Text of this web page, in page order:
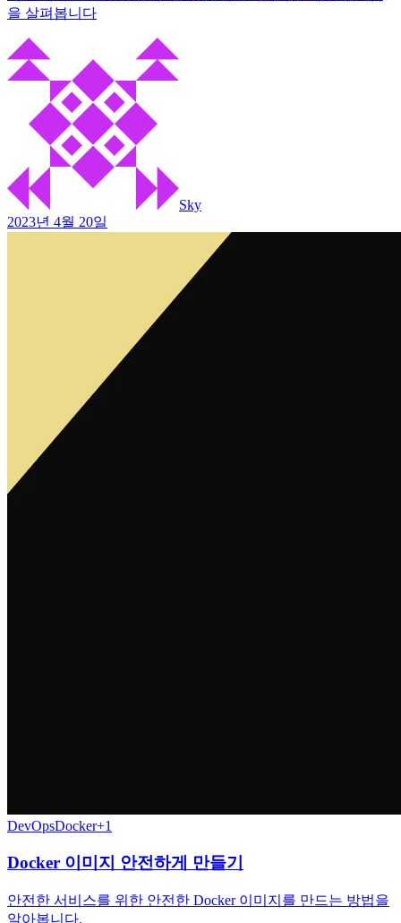
을 살펴봅니다
Sky
2023년 4월 20일
DevOpsDocker+1
Docker 이미지 안전하게 만들기
안전한 서비스를 위한 안전한 Docker 이미지를 만드는 방법을
알아봅니다.